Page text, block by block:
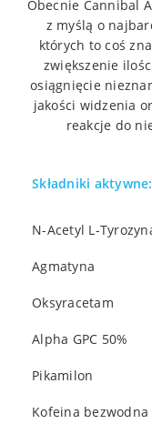
Obecnie Cannibal
z myślą o
których to coś
zwiększenie
osiągnięcie
jakości widzenia
reakcje do
Składniki aktywne:
N-Acetyl L-
Agmatyna
Oksyracetam
Alpha GPC 50%
Pikamilon
Kofeina bezwodna